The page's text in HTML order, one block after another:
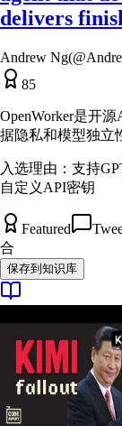
delivers
Andrew
85
OpenWorker是开
据隐私和模型独立
入选理由： 支持
自定义API密钥
Featured
合
保存到知识库